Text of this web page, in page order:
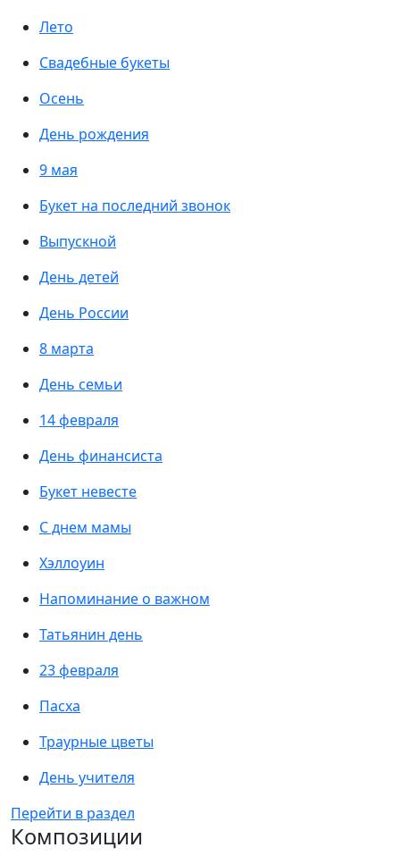
Лето
Свадебные букеты
Осень
День рождения
9 мая
Букет на последний звонок
Выпускной
День детей
День России
8 марта
День семьи
14 февраля
День финансиста
Букет невесте
С днем мамы
Хэллоуин
Напоминание о важном
Татьянин день
23 февраля
Пасха
Траурные цветы
День учителя
Перейти в раздел
Композиции